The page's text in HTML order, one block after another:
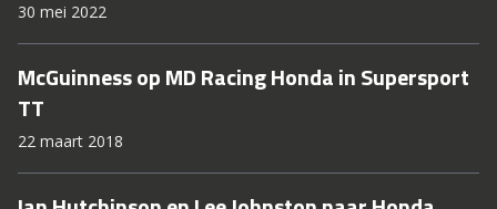
30 mei 2022
McGuinness op MD Racing Honda in Supersport
TT
22 maart 2018